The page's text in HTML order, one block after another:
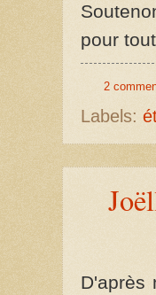
pour
2
Labels:
D'après